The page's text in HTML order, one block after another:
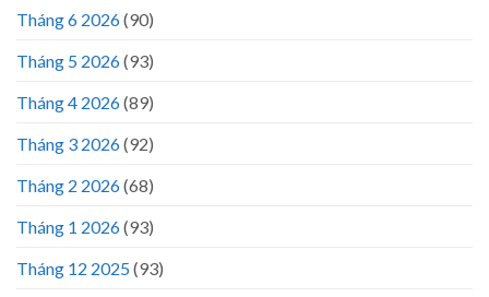
Tháng 6 2026(90)
Tháng 5 2026(93)
Tháng 4 2026(89)
Tháng 3 2026(92)
Tháng 2 2026(68)
Tháng 1 2026(93)
Tháng 12 2025(93)